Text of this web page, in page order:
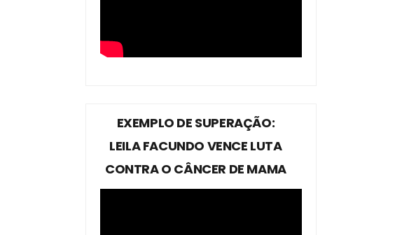
EXEMPLO DE SUPERAÇÃO:
LEILA FACUNDO VENCE LUTA
CONTRA O CÂNCER DE MAMA